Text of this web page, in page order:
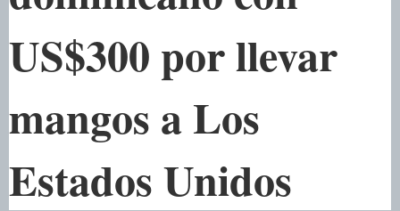
US$300 por llevar
mangos a Los
Estados Unidos